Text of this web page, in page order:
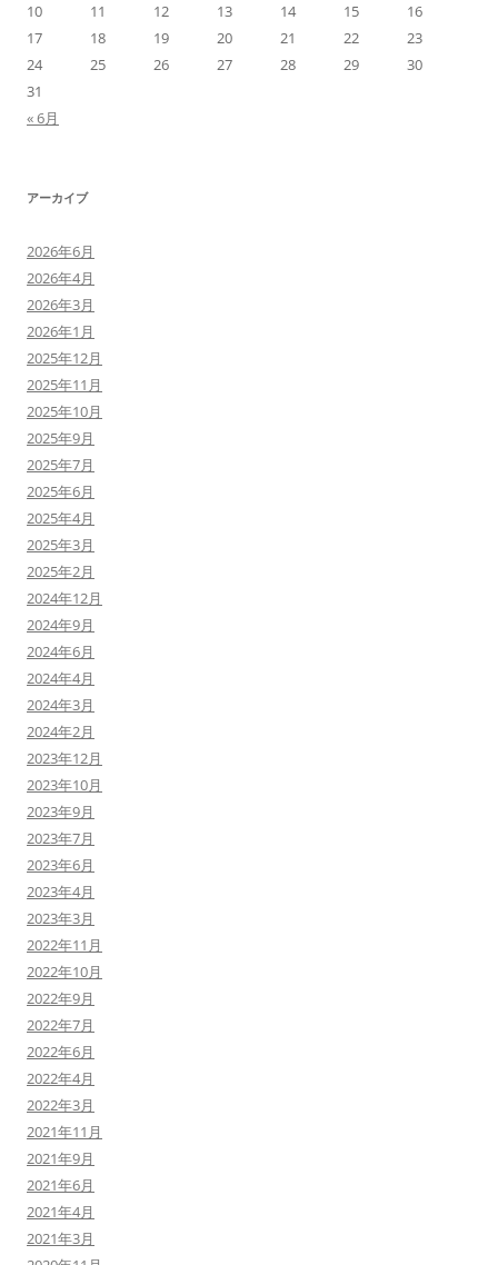
10
11 12 13 14 15
16
17
18 19 20 21 22
23
24
25 26 27 28 29
30
31
« 6月
アーカイブ
2026年6月
2026年4月
2026年3月
2026年1月
2025年12月
2025年11月
2025年10月
2025年9月
2025年7月
2025年6月
2025年4月
2025年3月
2025年2月
2024年12月
2024年9月
2024年6月
2024年4月
2024年3月
2024年2月
2023年12月
2023年10月
2023年9月
2023年7月
2023年6月
2023年4月
2023年3月
2022年11月
2022年10月
2022年9月
2022年7月
2022年6月
2022年4月
2022年3月
2021年11月
2021年9月
2021年6月
2021年4月
2021年3月